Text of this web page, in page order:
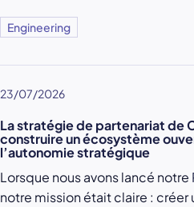
Engineering
23/07/2026
La stratégie de partenariat de
construire un écosystème
l’autonomie stratégique
Lorsque nous avons lancé notre
notre mission était claire : créer